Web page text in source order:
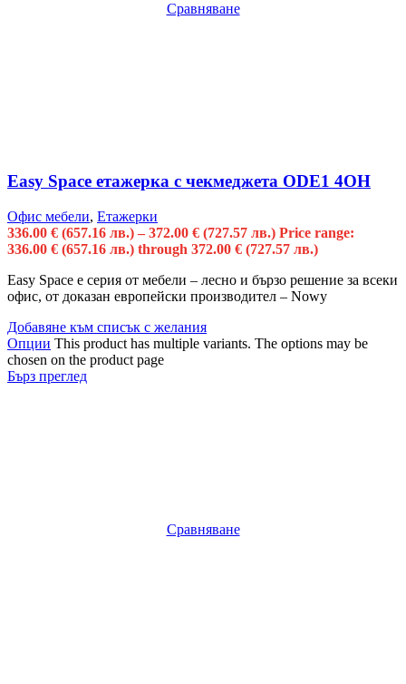
Сравняване
Easy Space етажерка с чекмеджета ODE1 4OH
Офис мебели, Етажерки
336.00 € (657.16 лв.) – 372.00 € (727.57 лв.) Price range:
336.00 € (657.16 лв.) through 372.00 € (727.57 лв.)
Easy Space е серия от мебели – лесно и бързо решение за всеки
офис, от доказан европейски производител – Nowy
Добавяне към списък с желания
Опции This product has multiple variants. The options may be
chosen on the product page
Бърз преглед
Сравняване